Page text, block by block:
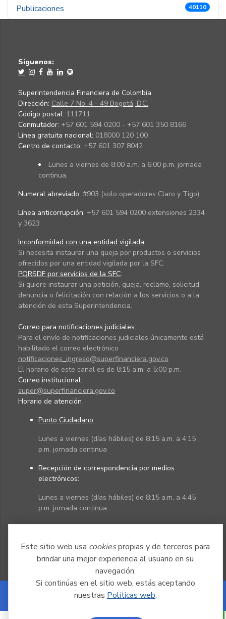
Este sitio web usa cookiespropias y de terceros para
brindar una mejor experiencia al usuario en su
navegación.
Si continúas en el sitio web, estás aceptando
nuestras Políticas web.
Publicaciones 40110
Síguenos:
Superintendencia Financiera de Colombia
Dirección: Calle 7 No. 4 - 49 Bogotá, D.C.
Código postal: 111711
Conmutador: +57 601 594 0200 - +57 601 350 8166
Línea gratuita nacional: 018000 120 100
Centro de contacto: +57 601 307 8042
Lunes a viernes de 8:00 a.m. a 6:00 p.m. jornada
continua.
Numeral abreviado: #903 (solo operadores Claro y Tigo)
Línea anticorrupción: +57 601 594 0200 extensiones 2334
y 3623
Inconformidad con una entidad vigilada:
Si necesita instaurar una queja por productos o servicios
ofrecidos por una entidad vigilada por la SFC.
PQRSDF por servicios de la SFC:
Si quiere instaurar una petición, queja, reclamo, solicitud,
denuncia o felicitación con relación a los servicios o a la
atención de esta Superintendencia.
Correo para notificaciones judiciales:
Para el envío de notificaciones judiciales únicamente está
habilitado el correo electrónico
notificaciones_ingreso@superfinanciera.gov.co
El horario de este canal es de 8:15 a.m. a 5:00 p.m.
Correo institucional:
super@superfinanciera.gov.co
Horario de atención
Punto Ciudadano:
Lunes a viernes (días hábiles) de 8:15 a.m. a 4:15
p.m. jornada continua
Recepción de correspondencia por medios
electrónicos:
Lunes a viernes (días hábiles) de 8:15 a.m. a 4:45
p.m. jornada continua
Powered by Nexura